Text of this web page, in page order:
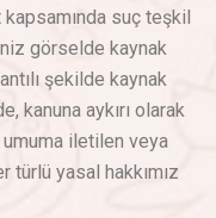
suç teşkil
görselde kaynak
şekilde kaynak
kanuna aykırı olarak
umuma iletilen veya
türlü yasal hakkımız